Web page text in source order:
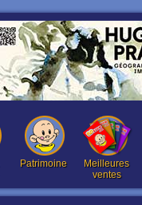
Patrimoine
Meilleures
ventes